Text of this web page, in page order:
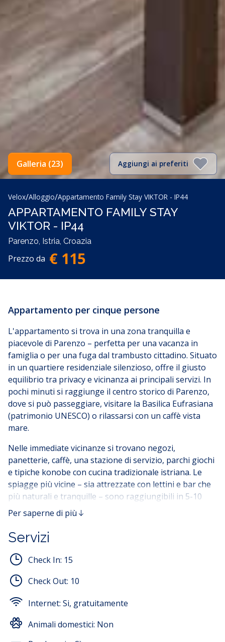
Aggiungi ai preferiti
Galleria (23)
Velox/Alloggio/Appartamento Family Stay VIKTOR - IP44
APPARTAMENTO FAMILY STAY
VIKTOR - IP44
Parenzo, Istria, Croazia
Prezzo da € 115
Appartamento per cinque persone
L'appartamento si trova in una zona tranquilla e
piacevole di Parenzo – perfetta per una vacanza in
famiglia o per una fuga dal trambusto cittadino. Situato
in un quartiere residenziale silenzioso, offre il giusto
equilibrio tra privacy e vicinanza ai principali servizi. In
pochi minuti si raggiunge il centro storico di Parenzo,
dove si può passeggiare, visitare la Basilica Eufrasiana
(patrimonio UNESCO) o rilassarsi con un caffè vista
mare.
Nelle immediate vicinanze si trovano negozi,
panetterie, caffè, una stazione di servizio, parchi giochi
e tipiche konobe con cucina tradizionale istriana. Le
spiagge più vicine – sia attrezzate con lettini e bar che
più naturali e tranquille – sono raggiungibili in 5-10
minuti.
offrono numerosi sentieri per passeggiate e piste
ciclabili immersi nella natura istriana, tra oliveti e
vigneti. Ottima anche la posizione per escursioni
giornaliere verso altre meraviglie istriane come
Rovigno, Montona, Grisignana o il Canale di Leme.
Il parcheggio è gratuito e disponibile proprio davanti
all’appartamento, che si trova in una strada poco
Per saperne di più
Servizi
Check In: 15
Check Out: 10
Internet: Si, gratuitamente
Animali domestici: Non